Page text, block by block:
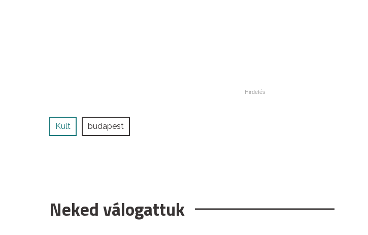
Kult budapest
Neked válogattuk